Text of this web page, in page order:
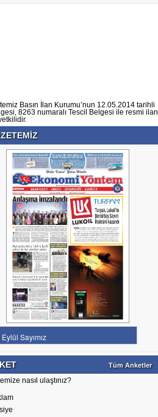
Basın İlan Kurumu’nun 12.05.2014 tarihli
8263 numaralı Tescil Belgesi ile resmi ilan
Tüm Anketler
nasıl ulaştınız?